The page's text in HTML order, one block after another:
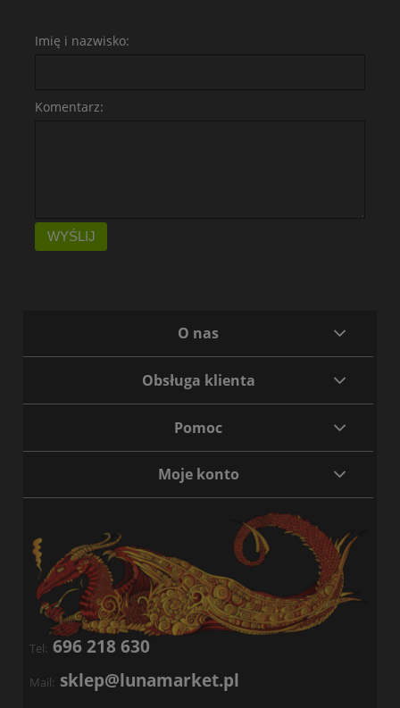
Imię i nazwisko:
Komentarz:
WYŚLIJ
O nas
Obsługa klienta
Pomoc
Moje konto
Tel: 696 218 630
Mail: sklep@lunamarket.pl